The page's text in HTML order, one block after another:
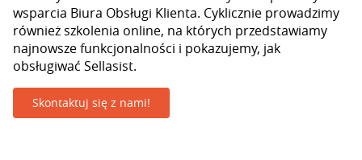
wsparcia Biura Obsługi Klienta. Cyklicznie prowadzimy
również szkolenia online, na których przedstawiamy
najnowsze funkcjonalności i pokazujemy, jak
obsługiwać Sellasist.
Skontaktuj się z nami!